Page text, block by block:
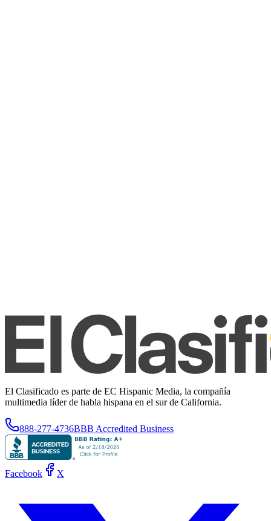
El Clasificado es parte de EC Hispanic Media, la compañía
multimedia líder de habla hispana en el sur de California.
888-277-4736BBB Accredited Business
Facebook X